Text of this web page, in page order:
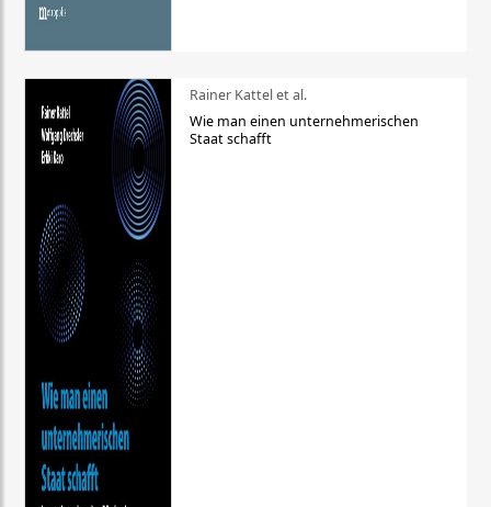
Rainer Kattel et al.
Wie man einen unternehmerischen
Staat schafft